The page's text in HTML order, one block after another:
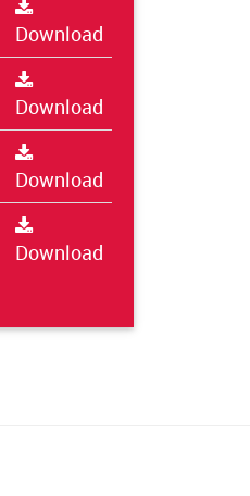
Download
Download
Download
Download